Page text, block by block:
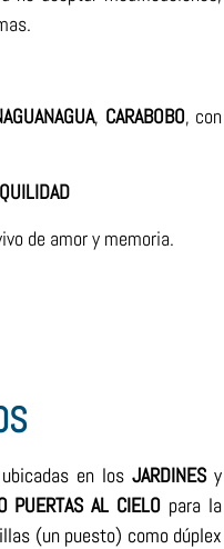
, CARABOBO, con
de amor y memoria.
en los JARDINESy
PUERTAS AL CIELO para la
(un puesto) como dúplex